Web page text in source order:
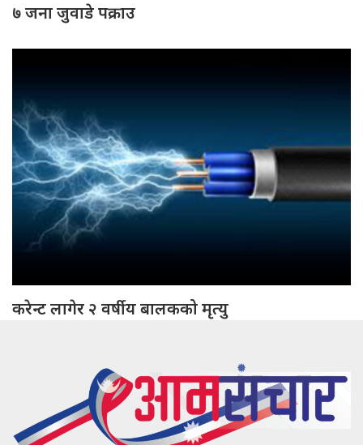
७ जना जुवाडे पक्राउ
करेन्ट लागेर २ वर्षीय बालकको मृत्यु